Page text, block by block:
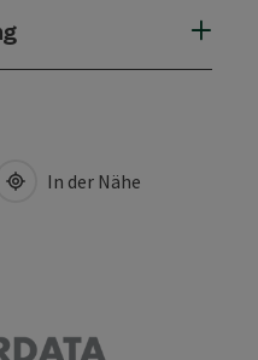
In der Nähe